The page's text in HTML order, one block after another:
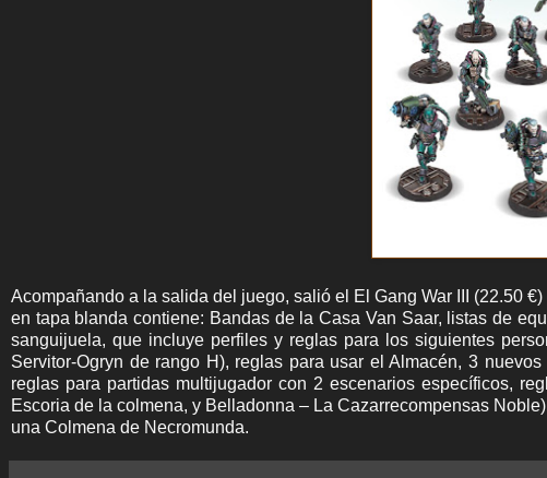
Acompañando a la salida del juego, salió el El Gang War III (22.50
en tapa blanda contiene: Bandas de la Casa Van Saar, listas de
sanguijuela, que incluye perfiles y reglas para los siguientes
Servitor-Ogryn de rango H), reglas para usar el Almacén, 3
reglas para partidas multijugador con 2 escenarios específicos,
Escoria de la colmena, y Belladonna – La Cazarrecompensas
una Colmena de Necromunda.